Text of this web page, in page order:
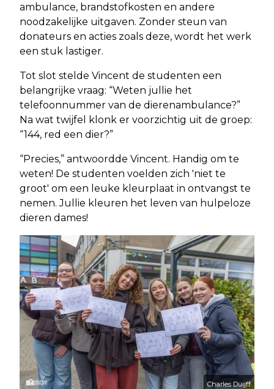
ambulance, brandstofkosten en andere
noodzakelijke uitgaven. Zonder steun van
donateurs en acties zoals deze, wordt het werk
een stuk lastiger.
Tot slot stelde Vincent de studenten een
belangrijke vraag: “Weten jullie het
telefoonnummer van de dierenambulance?”
Na wat twijfel klonk er voorzichtig uit de groep:
“144, red een dier?”
“Precies,” antwoordde Vincent. Handig om te
weten! De studenten voelden zich 'niet te
groot' om een leuke kleurplaat in ontvangst te
nemen. Jullie kleuren het leven van hulpeloze
dieren dames!
Charles Duijff